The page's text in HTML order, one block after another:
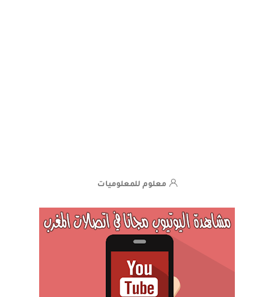
معلوم للمعلوميات